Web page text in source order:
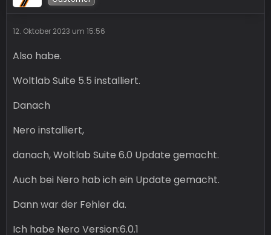
12. Oktober 2023 um 15:56
Also habe.
Woltlab Suite 5.5 installiert.
Danach
Nero installiert,
danach, Woltlab Suite 6.0 Update gemacht.
Auch bei Nero hab ich ein Update gemacht.
Dann war der Fehler da.
Ich habe Nero Version:6.0.1